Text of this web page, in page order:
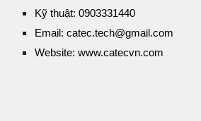
Kỹ thuật: 0903331440
Email: catec.tech@gmail.com
Website: www.catecvn.com